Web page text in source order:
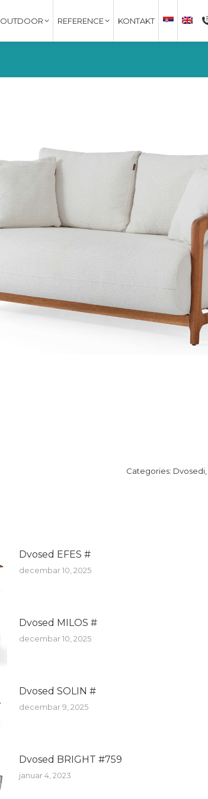
OUTDOOR REFERENCE KONTAKT
Categories: Dvosedi
Dvosed EFES #
decembar 10, 2025
Dvosed MILOS #
decembar 10, 2025
Dvosed SOLIN #
decembar 9, 2025
Dvosed BRIGHT #759
januar 4, 2023